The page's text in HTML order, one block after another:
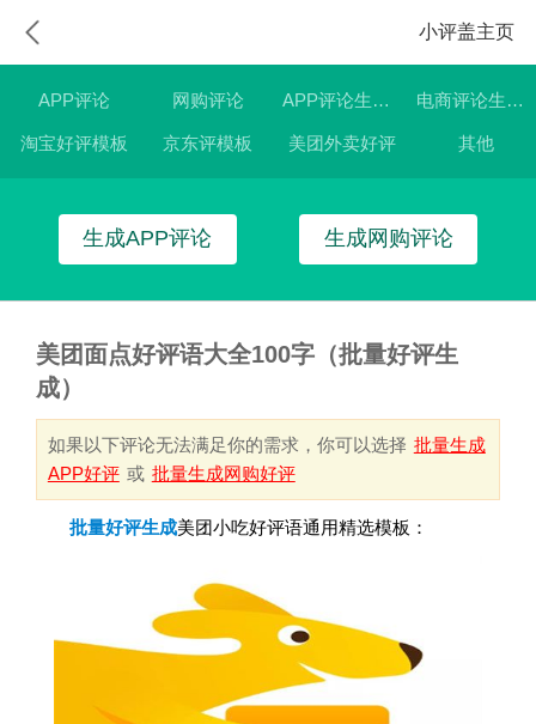
小评盖主页
APP评论 网购评论 APP评论生成器 电商评论生成器
淘宝好评模板 京东评模板 美团外卖好评 其他
生成APP评论 生成网购评论
美团面点好评语大全100字（批量好评生
成）
如果以下评论无法满足你的需求，你可以选择 批量生成
APP好评 或 批量生成网购好评
批量好评生成美团小吃好评语通用精选模板：